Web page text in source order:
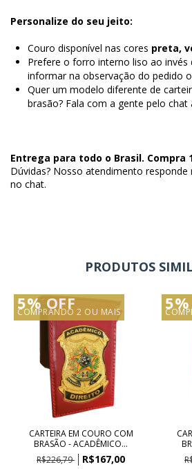
Personalize do seu jeito:
Couro disponível nas cores preta,
Prefere o forro interno liso ao invés
informar na observação do pedido
Quer um modelo diferente de
brasão? Fala com a gente pelo chat
Entrega para todo o Brasil. Compra
Dúvidas? Nosso atendimento
no chat.
PRODUTOS
5% OFF
COMPRANDO 2 OU MAIS
CARTEIRA EM COURO COM
BRASÃO - ACADÊMICO...
R$226,79
R$167,00
5%